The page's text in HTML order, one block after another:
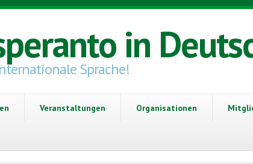
in
Sprache!
Veranstaltungen Organisationen